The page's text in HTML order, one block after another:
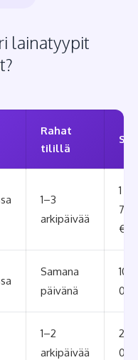
lainatyypit
Rahat
tilillä
1–3
arkipäivää
1
70
€
Samana
päivänä
1–2
arkipäivää